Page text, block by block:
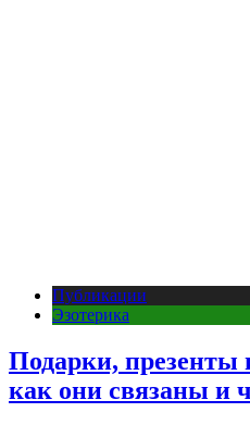
Публикации
Эзотерика
Подарки, презенты
как они связаны и